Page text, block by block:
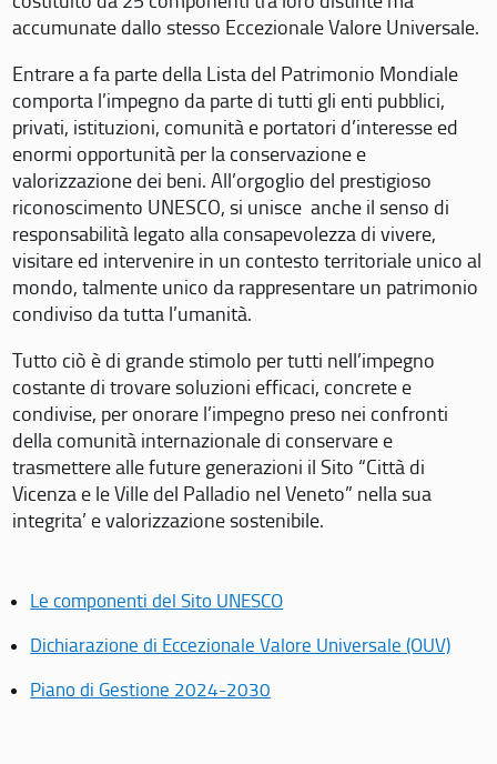
accumunate dallo stesso Eccezionale Valore Universale.
Entrare a fa parte della Lista del Patrimonio Mondiale
comporta l’impegno da parte di tutti gli enti pubblici,
privati, istituzioni, comunità e portatori d’interesse ed
enormi opportunità per la conservazione e
valorizzazione dei beni. All’orgoglio del prestigioso
riconoscimento UNESCO, si unisce anche il senso di
responsabilità legato alla consapevolezza di vivere,
visitare ed intervenire in un contesto territoriale unico al
mondo, talmente unico da rappresentare un patrimonio
condiviso da tutta l’umanità.
Tutto ciò è di grande stimolo per tutti nell’impegno
costante di trovare soluzioni efficaci, concrete e
condivise, per onorare l’impegno preso nei confronti
della comunità internazionale di conservare e
trasmettere alle future generazioni il Sito “Città di
Vicenza e le Ville del Palladio nel Veneto” nella sua
integrita’ e valorizzazione sostenibile.
Le componenti del Sito UNESCO
Dichiarazione di Eccezionale Valore Universale (OUV)
Piano di Gestione 2024-2030